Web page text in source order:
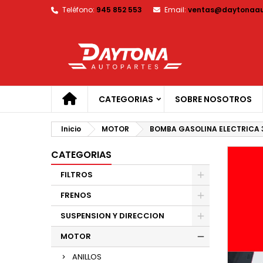
Teléfono: 945 852 553 Email:
CATEGORIAS SOBRE NOSOTROS
Inicio MOTOR BOMBA GASOLINA
CATEGORIAS
FILTROS
FRENOS
SUSPENSION Y DIRECCION
MOTOR
ANILLOS